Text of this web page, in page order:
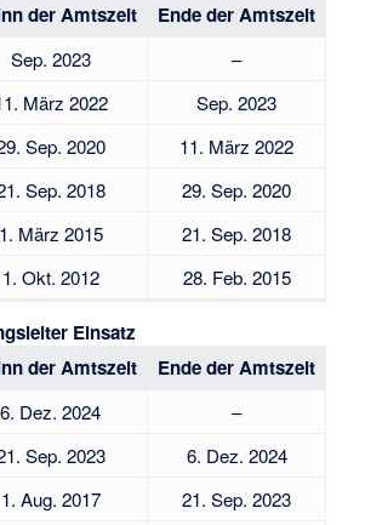
der Amtszeit Ende der Amtszeit
Sep. 2023
–
März 2022
Sep. 2023
Sep. 2020
11. März 2022
Sep. 2018
29. Sep. 2020
1. März 2015
21. Sep. 2018
1. Okt. 2012 28. Feb. 2015
Einsatz
der Amtszeit Ende der Amtszeit
6. Dez. 2024
–
Sep. 2023
6. Dez. 2024
1. Aug. 2017
21. Sep. 2023